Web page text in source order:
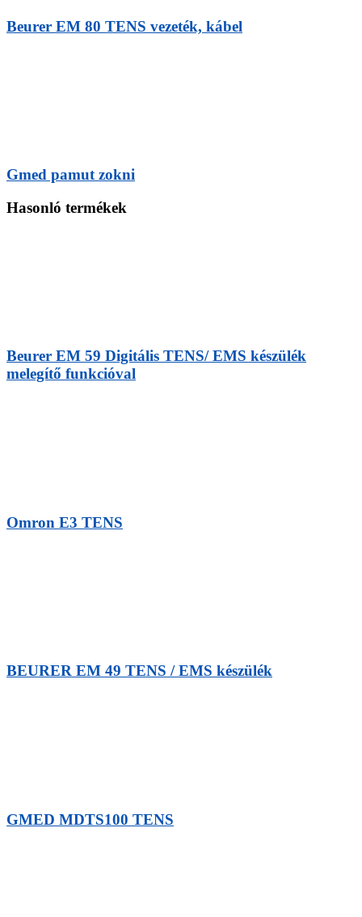
Beurer EM 80 TENS vezeték, kábel
Gmed pamut zokni
Hasonló termékek
Beurer EM 59 Digitális TENS/ EMS készülék
melegítő funkcióval
Omron E3 TENS
BEURER EM 49 TENS / EMS készülék
GMED MDTS100 TENS